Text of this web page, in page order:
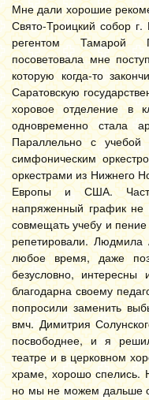
Мне дали хорошие
Свято-Троицкий собор
регентом Тамарой
посоветовала мне
которую когда-то
Саратовскую
хоровое отделение в
одновременно стала
Параллельно с
симфоническим
оркестрами из Нижнего
Европы и США.
напряженный график не
совмещать учебу и
репетировали. Людмила
любое время, даже
безусловно,
благодарна своему
попросили заменить
вмч. Димитрия
посвободнее, и я
театре и в церковном
храме, хорошо спелись.
но мы не можем дальше